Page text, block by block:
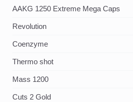
AAKG 1250 Extreme Mega Caps
Revolution
Coenzyme
Thermo shot
Mass 1200
Cuts 2 Gold